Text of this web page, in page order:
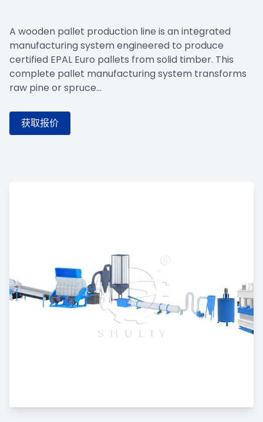
A wooden pallet production line is an integrated
manufacturing system engineered to produce
certified EPAL Euro pallets from solid timber. This
complete pallet manufacturing system transforms
raw pine or spruce...
获取报价